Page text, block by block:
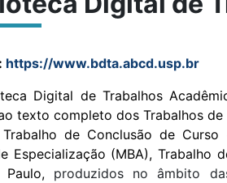
https://www.bdta.abcd.usp.br
Digital de Trabalhos
texto completo dos Trabalhos
de Conclusão de
Especialização (MBA), Trabalho
produzidos no âmbito